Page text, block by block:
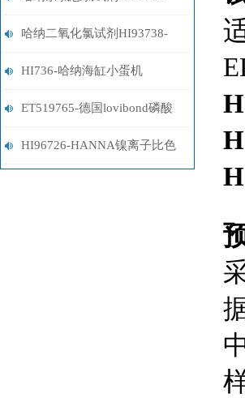
01/HI93734-03
哈纳二氧化氯试剂HI93738-
01/HI93738-03
HI736-哈纳海缸小蛋机
ET519765-德国lovibond磷酸
盐试剂
HI96726-HANNA镍离子比色